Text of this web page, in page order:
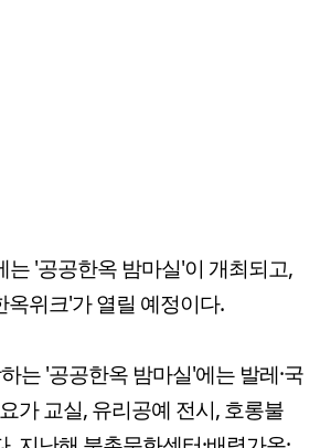
는 '공공한옥 밤마실'이 개최되고,
위크'가 열릴 예정이다.
는 '공공한옥 밤마실'에는 발레·국
가 교실, 유리공예 전시, 호롱불